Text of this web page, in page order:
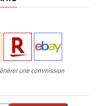
une commission